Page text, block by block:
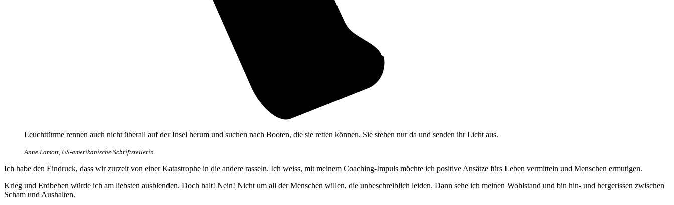
Leuchttürme rennen auch nicht überall auf der Insel herum und suchen nach Booten, die sie retten können. Sie stehen nur da und senden ihr Licht aus.
Anne Lamott, US-amerikanische Schriftstellerin
Ich habe den Eindruck, dass wir zurzeit von einer Katastrophe in die andere rasseln. Ich weiss, mit meinem Coaching-Impuls möchte ich positive Ansätze fürs Leben vermitteln und Menschen ermutigen.
Krieg und Erdbeben würde ich am liebsten ausblenden. Doch halt! Nein! Nicht um all der Menschen willen, die unbeschreiblich leiden. Dann sehe ich meinen Wohlstand und bin hin- und hergerissen zwischen
Scham und Aushalten.